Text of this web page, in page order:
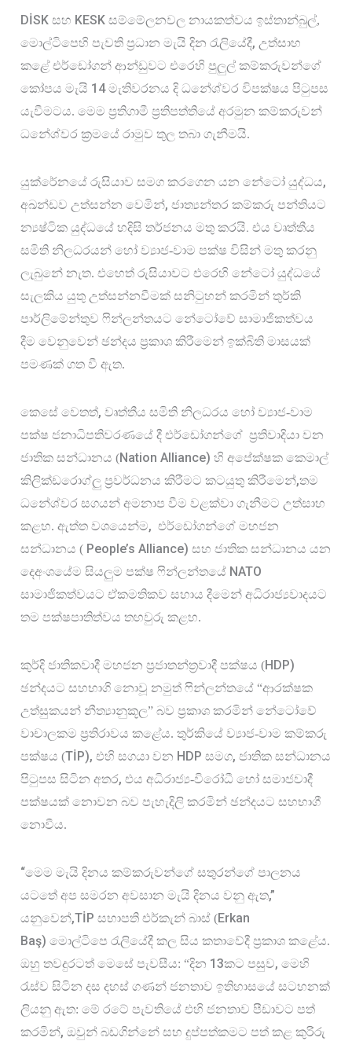
DİSK සහ KESK සම්මේලනවල නායකත්වය ඉස්තාන්බුල්,
මොල්ටිපෙහි පැවති ප්‍රධාන මැයි දින රැලියේදී, උත්සාහ
කළේ එර්ඩෝගන් ආන්ඩුවට එරෙහි පුලුල් කම්කරුවන්ගේ
කෝපය මැයි 14 මැතිවරනය දි ධනේශ්වර විපක්ෂය පිටුපස
යැවීමටය. මෙම ප්‍රතිගාමී ප්‍රතිපත්තියේ අරමුන කම්කරුවන්
ධනේශ්වර ක්‍රමයේ රාමුව තුල තබා ගැනීමයි.
යුක්රේනයේ රුසියාව සමග කරගෙන යන නේටෝ යුද්ධය
අඛන්ඩව උත්සන්න වෙමින්, ජාත්‍යන්තර කම්කරු පන්තියට
න්‍යෂ්ටික යුද්ධයේ හදිසි තර්ජනය මතු කරයි. එය වෘත්තීය
සමිති නිලධරයන් හෝ ව්‍යාජ-වාම පක්ෂ විසින් මතු කරනු
ලැබුනේ නැත. එහෙත් රුසියාවට එරෙහි නේටෝ යුද්ධයේ
සැලකිය යුතු උත්සන්නවීමක් සනිටුහන් කරමින් තුර්කි
පාර්ලිමේන්තුව ෆින්ලන්තයට නේටෝවේ සාමාජිකත්වය
දීම වෙනුවෙන් ඡන්දය ප්‍රකාශ කිරීමෙන් ඉක්බිති මාසයක්
පමණක් ගත වී ඇත.
කෙසේ වෙතත්, වෘත්තීය සමිති නිලධරය හෝ ව්‍යාජ-වාම
පක්ෂ ජනාධිපතිවරණයේ දී එර්ඩෝගන්ගේ ප්‍රතිවාදියා වන
ජාතික සන්ධානය (Nation Alliance) හි අපේක්ෂක කෙමාල්
කිලික්ඩරොග්ලු ප්‍රවර්ධනය කිරීමට කටයුතු කිරීමෙන්,තම
ධනේශ්වර සගයන් අමනාප වීම වළක්වා ගැනීමට උත්සාහ
කළහ. ඇත්ත වශයෙන්ම, එර්ඩෝගන්ගේ මහජන
සන්ධානය ( People’s Alliance) සහ ජාතික සන්ධානය යන
දෙඅංශයේම සියලුම පක්ෂ ෆින්ලන්තයේ
සාමාජිකත්වයට ඒකමතිකව සහාය දීමෙන් අධිරාජ්‍යවාදයට
තම පක්ෂපාතිත්වය තහවුරු කළහ.
කුර්දි ජාතිකවාදී මහජන ප්‍රජාතන්ත්‍රවාදී පක්ෂය (
ඡන්දයට සහභාගි නොවූ නමුත් ෆින්ලන්තයේ “ආරක්ෂක
උත්සුකයන් නීත්‍යානුකූල” බව ප්‍රකාශ කරමින් නේටෝවේ
වාචාලකම ප්‍රතිරාවය කළේය. තුර්කියේ ව්‍යාජ-වාම කම්කරු
පක්ෂය (TİP), එහි සගයා වන HDP සමග, ජාතික සන්ධානය
පිටුපස සිටින අතර, එය අධිරාජ්‍ය-විරෝධී හෝ සමාජවාදී
පක්ෂයක් නොවන බව පැහැදිලි කරමින් ඡන්දයට සහභාගී
නොවීය.
“මෙම මැයි දිනය කම්කරුවන්ගේ සතුරන්ගේ පාලනය
යටතේ අප සමරන අවසාන මැයි දිනය වනු ඇත
යනුවෙන්,TİP සභාපති එර්කැන් බාස් (Erkan
Baş) මොල්ටිපෙ රැලියේදී කල සිය කතාවේදී ප්‍රකාශ කළේය.
ඔහු තවදුරටත් මෙසේ පැවසීය: “දින 13කට පසුව, මෙහි
රැස්ව සිටින දස දහස් ගණන් ජනතාව ඉතිහාසයේ සටහනක්
ලියනු ඇත: මේ රටේ පැවතියේ එහි ජනතාව පීඩාවට පත්
කරමින්, ඔවුන් බඩගින්නේ සහ දුප්පත්කමට පත් කළ කුරිරු